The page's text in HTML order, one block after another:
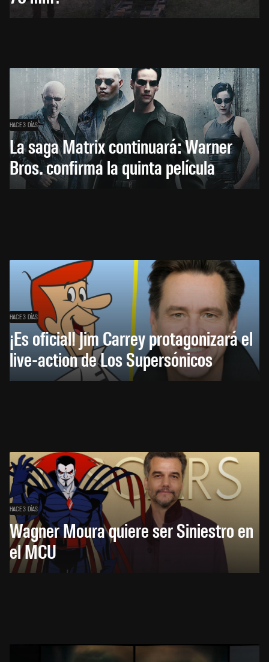
HACE 3 DÍAS
La saga Matrix continuará: Warner
Bros. confirma la quinta película
HACE 3 DÍAS
¡Es oficial! Jim Carrey protagonizará el
live-action de Los Supersónicos
HACE 3 DÍAS
Wagner Moura quiere ser Siniestro en
el MCU